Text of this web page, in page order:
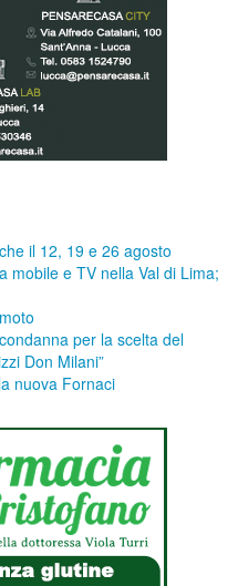
il 12, 19 e 26 agosto
mobile e TV nella Val di Lima;
per la scelta del
Don Milani”
nuova Fornaci